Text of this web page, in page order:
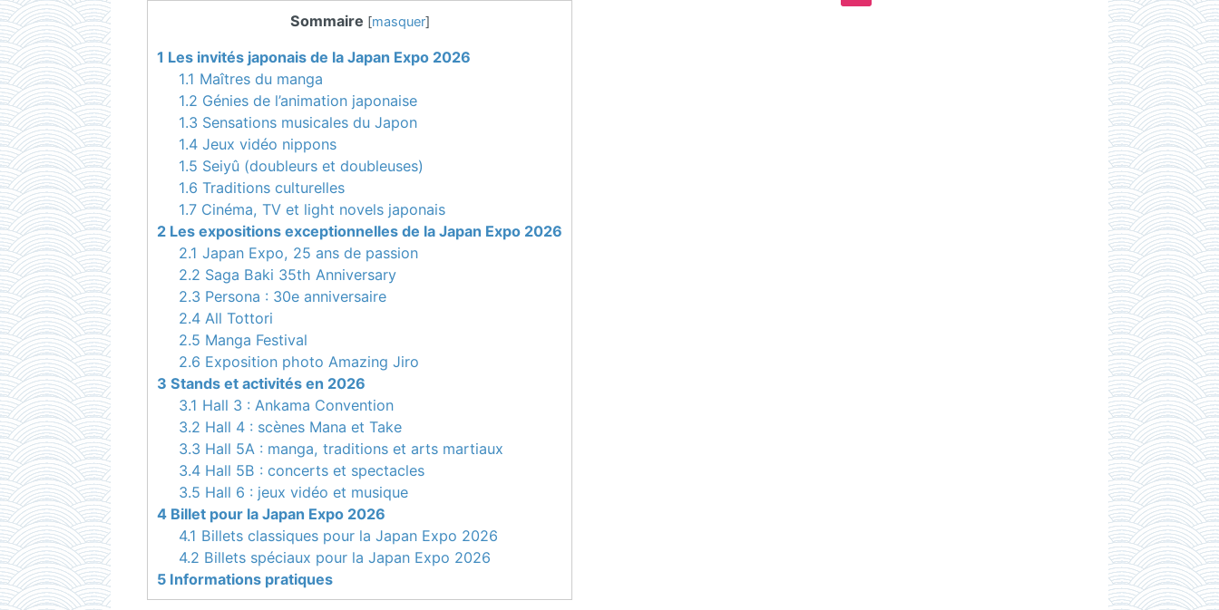
Sommaire [masquer]
1 Les invités japonais de la Japan Expo 2026
1.1 Maîtres du manga
1.2 Génies de l’animation japonaise
1.3 Sensations musicales du Japon
1.4 Jeux vidéo nippons
1.5 Seiyû (doubleurs et doubleuses)
1.6 Traditions culturelles
1.7 Cinéma, TV et light novels japonais
2 Les expositions exceptionnelles de la Japan Expo 2026
2.1 Japan Expo, 25 ans de passion
2.2 Saga Baki 35th Anniversary
2.3 Persona : 30e anniversaire
2.4 All Tottori
2.5 Manga Festival
2.6 Exposition photo Amazing Jiro
3 Stands et activités en 2026
3.1 Hall 3 : Ankama Convention
3.2 Hall 4 : scènes Mana et Take
3.3 Hall 5A : manga, traditions et arts martiaux
3.4 Hall 5B : concerts et spectacles
3.5 Hall 6 : jeux vidéo et musique
4 Billet pour la Japan Expo 2026
4.1 Billets classiques pour la Japan Expo 2026
4.2 Billets spéciaux pour la Japan Expo 2026
5 Informations pratiques